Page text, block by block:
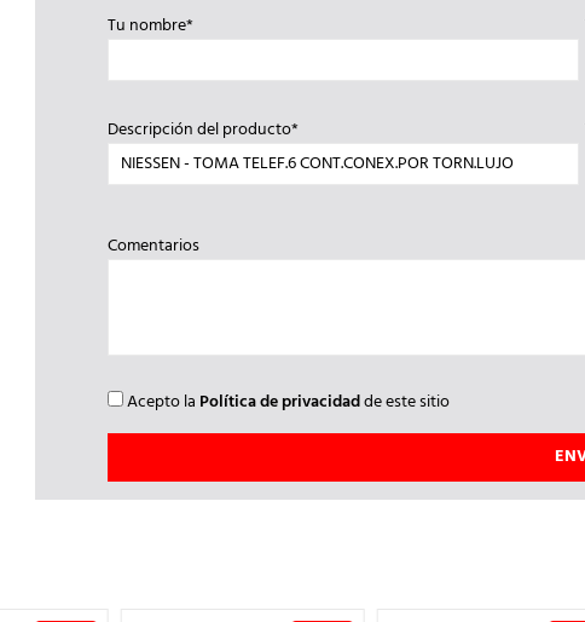
Tu nombre*
Descripción del producto*
Comentarios
Acepto la Política de privacidadde este sitio